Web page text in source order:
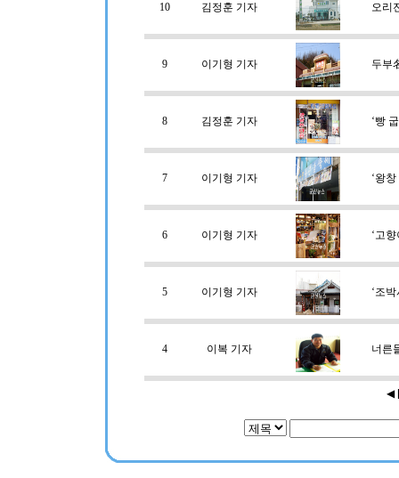
10 김정훈 기자 오리
9 이기형 기자 두부
8 김정훈 기자 ‘빵
7 이기형 기자 ‘왕
6 이기형 기자 ‘고
5 이기형 기자 ‘조
4 이복 기자 너른
◀